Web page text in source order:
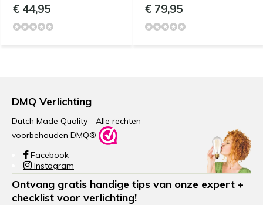
€ 44,95 € 79,95
DMQ Verlichting
Dutch Made Quality - Alle rechten
voorbehouden DMQ®
Facebook
Instagram
Ontvang gratis handige tips van onze expert +
checklist voor verlichting!